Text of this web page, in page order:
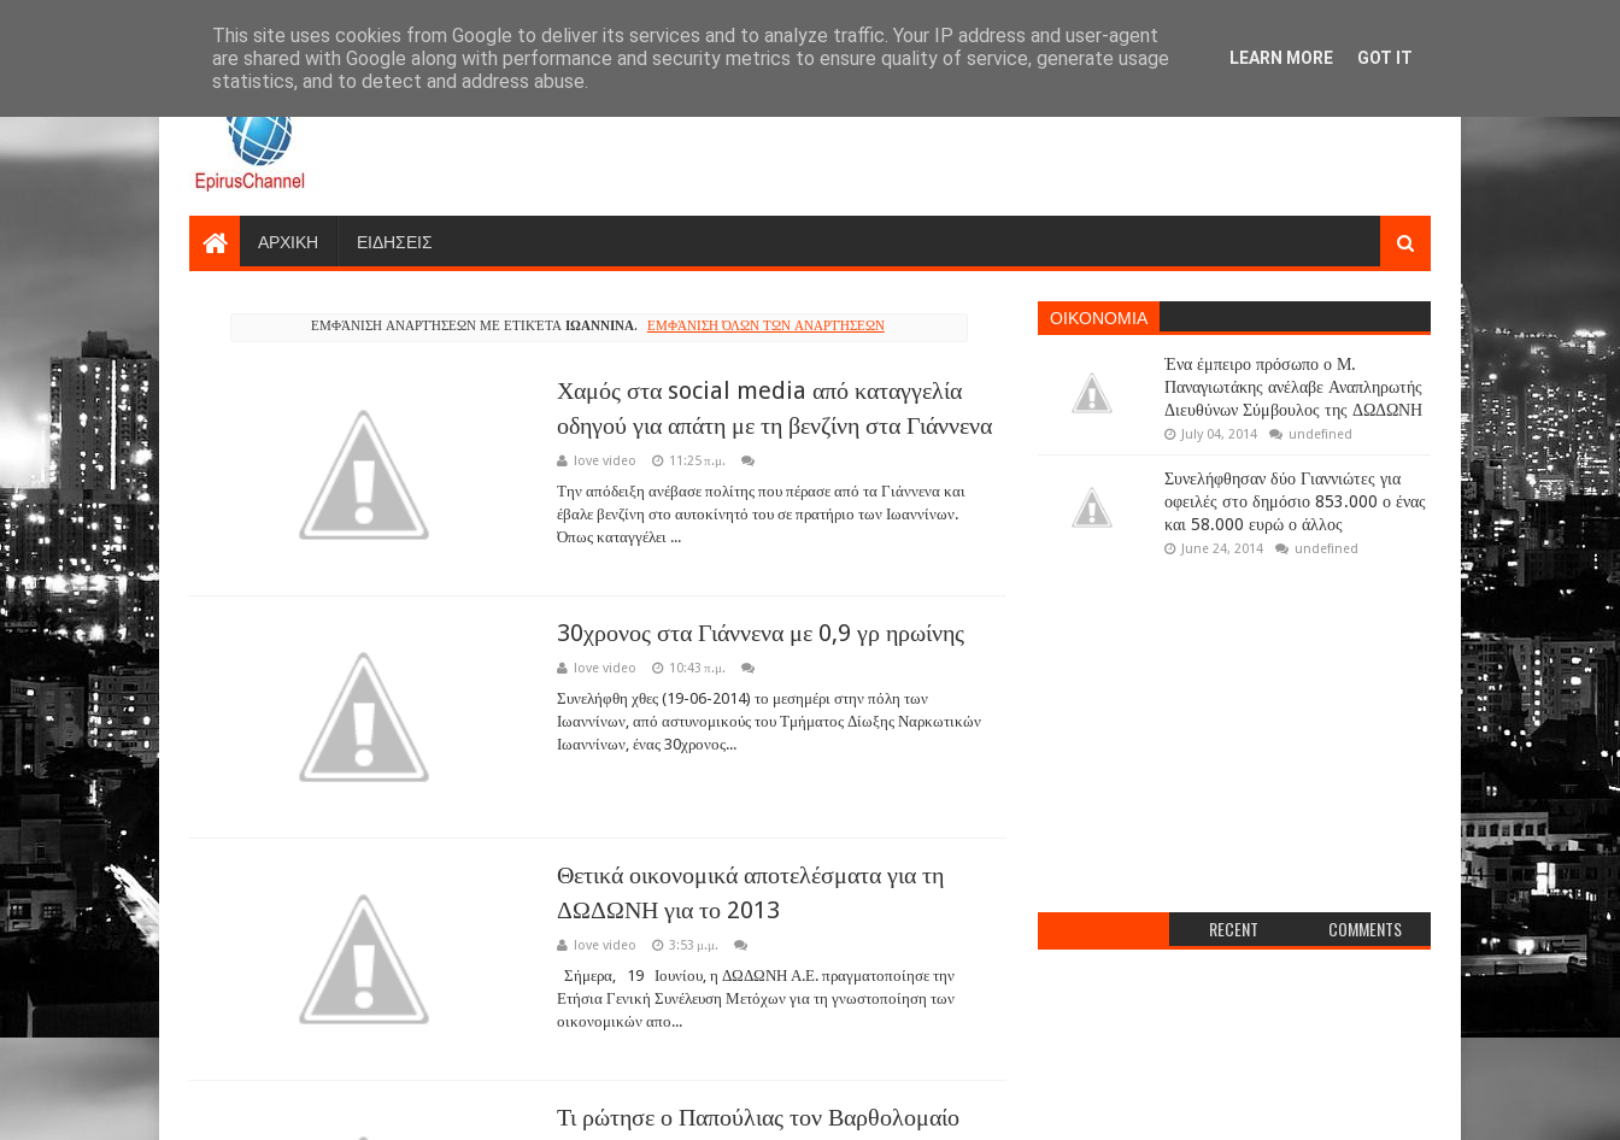
ΑΡΤΑ ΙΩΑΝΝΙΝΑ
Έγκυρη και εγκαιρη ενημέρωση
epiruschannel@gmail.com
ΑΡΧΙΚΗ ΕΙΔΗΣΕΙΣ
ΕΜΦΆΝΙΣΗ ΑΝΑΡΤΉΣΕΩΝ ΜΕ ΕΤΙΚΈΤΑΙΩΑΝΝΙΝΑ. ΕΜΦΆΝΙΣΗ ΌΛΩΝ ΤΩΝ ΑΝΑΡΤΉΣΕΩΝ
Χαμός στα social media από καταγγελία
οδηγού για απάτη με τη βενζίνη στα Γιάννενα
love video 11:25 π.μ.
Την απόδειξη ανέβασε πολίτης που πέρασε από τα Γιάννενα και
έβαλε βενζίνη στο αυτοκίνητό του σε πρατήριο των Ιωαννίνων.
Όπως καταγγέλει ...
30χρονος στα Γιάννενα με 0,9 γρ ηρωίνης
love video 10:43 π.μ.
Συνελήφθη χθες (19-06-2014) το μεσημέρι στην πόλη των
Ιωαννίνων, από αστυνομικούς του Τμήματος Δίωξης Ναρκωτικών
Ιωαννίνων, ένας 30χρονος...
Θετικά οικονομικά αποτελέσματα για τη
ΔΩΔΩΝΗ για το 2013
love video 3:53 μ.μ.
Σήμερα, 19 Ιουνίου, η ΔΩΔΩΝΗ Α.Ε. πραγματοποίησε την
Ετήσια Γενική Συνέλευση Μετόχων για τη γνωστοποίηση των
οικονομικών απο...
Τι ρώτησε ο Παπούλιας τον Βαρθολομαίο
ΟΙΚΟΝΟΜΙΑ
Ένα έμπειρο πρόσωπο ο Μ.
Παναγιωτάκης ανέλαβε Αναπληρωτής
Διευθύνων Σύμβουλος της ΔΩΔΩΝΗ
July 04, 2014 undefined
Συνελήφθησαν δύο Γιαννιώτες για
οφειλές στο δημόσιο 853.000 ο ένας
και 58.000 ευρώ ο άλλος
June 24, 2014 undefined
RECENT COMMENTS
This site uses cookies from Google to deliver its services and to analyze traffic. Your IP address and user-agent
are shared with Google along with performance and security metrics to ensure quality of service, generate usage
statistics, and to detect and address abuse.
LEARN MORE GOT IT